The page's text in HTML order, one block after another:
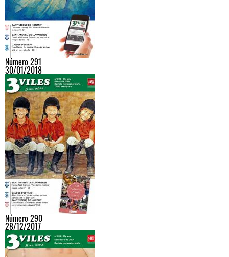
Número 291
30/01/2018
Número 290
28/12/2017